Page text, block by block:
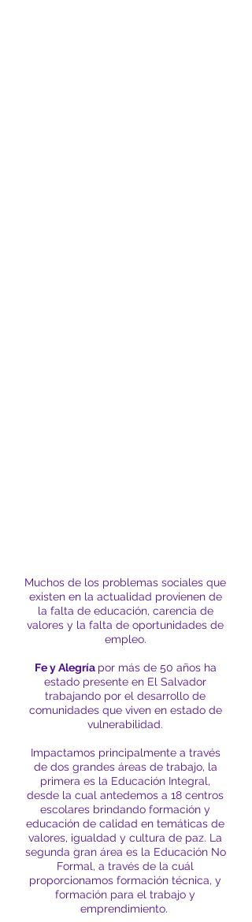
Muchos de los problemas sociales que
existen en la actualidad provienen de
la falta de educación, carencia de
valores y la falta de oportunidades de
empleo.
Fe y Alegría por más de 50 años ha
estado presente en El Salvador
trabajando por el desarrollo de
comunidades que viven en estado de
vulnerabilidad.
Impactamos principalmente a través
de dos grandes áreas de trabajo, la
primera es la Educación Integral,
desde la cual antedemos a 18 centros
escolares brindando formación y
educación de calidad en temáticas de
valores, igualdad y cultura de paz. La
segunda gran área es la Educación No
Formal, a través de la cuál
proporcionamos formación técnica, y
formación para el trabajo y
emprendimiento.